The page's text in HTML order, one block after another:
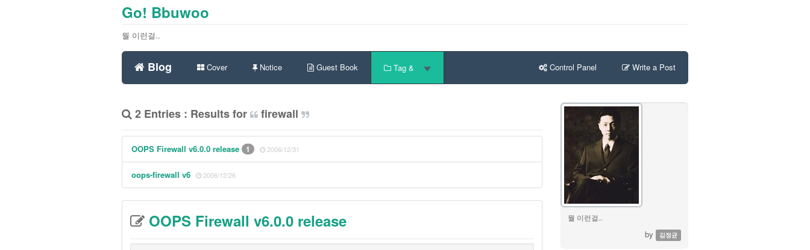
Go! Bbuwoo
뭘 이런걸..
Blog Cover Notice Guest Book Tag & Control Panel Write a Post
2 Entries : Results for firewall
OOPS Firewall v6.0.0 release 1 2006/12/31
oops-firewall v6 2006/12/26
OOPS Firewall v6.0.0 release 뭘 이런걸..
by 김정균